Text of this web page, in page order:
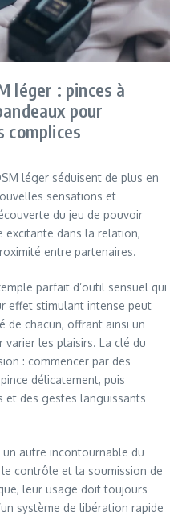
léger : pinces à
pour
complices
léger séduisent de plus en
sensations et
du jeu de pouvoir
excitante dans la relation,
entre partenaires.
parfait d’outil sensuel qui
effet stimulant intense peut
de chacun, offrant ainsi un
varier les plaisirs. La clé du
: commencer par des
délicatement, puis
et des gestes languissants
un autre incontournable du
contrôle et la soumission de
leur usage doit toujours
système de libération rapide